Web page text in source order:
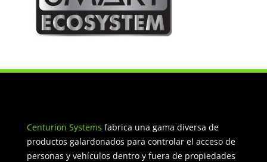
Centurion Systems fabrica una gama diversa de
productos galardonados para controlar el acceso de
personas y vehículos dentro y fuera de propiedades